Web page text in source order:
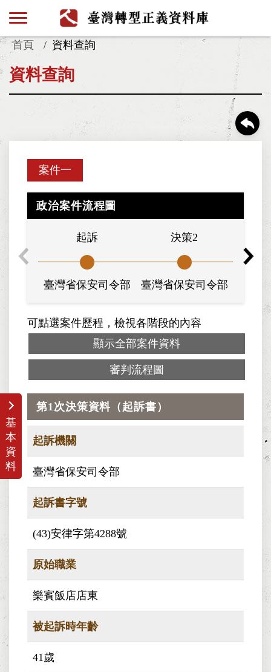
首頁 資料查詢
資料查詢
案件一
政治案件流程圖
起訴
臺灣省保安司令部
決策2
臺灣省保安司令部
可點選案件歷程，檢視各階段的內容
顯示全部案件資料
審判流程圖
基
本
資
料
第1次決策資料（起訴書）
起訴機關
臺灣省保安司令部
起訴書字號
(43)安律字第4288號
原始職業
樂賓飯店店東
被起訴時年齡
41歲